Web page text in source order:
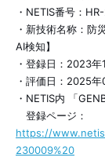
・NETIS番号：
・新技術名称：
AI検知】
・登録日：2023年
・評価日：2025年
・NETIS内 「
登録ページ：
https://
230009%20